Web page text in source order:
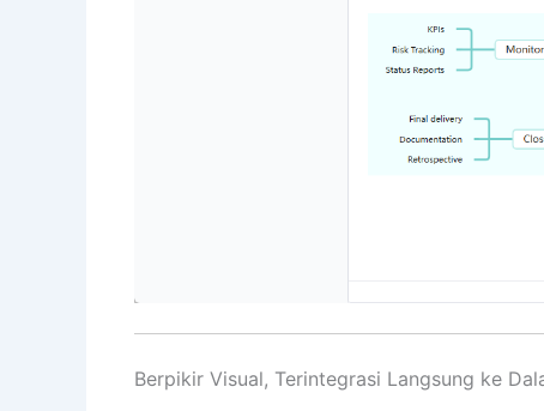
Berpikir Visual, Terintegrasi Langsung ke